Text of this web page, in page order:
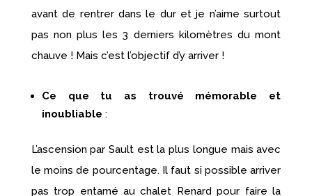
avant de rentrer dans le dur et je n’aime surtout
pas non plus les 3 derniers kilomètres du mont
chauve ! Mais c’est l’objectif d’y arriver !
Ce que tu as trouvé mémorable et
inoubliable :
L’ascension par Sault est la plus longue mais avec
le moins de pourcentage. Il faut si possible arriver
pas trop entamé au chalet Renard pour faire la